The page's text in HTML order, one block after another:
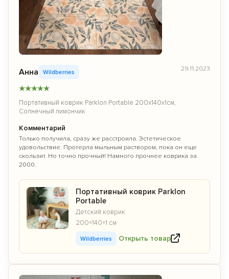
Анна Wildberries
★★★★★
Портативный коврик Parklon Portable 200x140x1см,
Солнечный лимончик
29.11.2023
Комментарий
Только получила, сразу же расстроила. Эстетическое
удовольствие. Протерла мыльным раствором, пока он еще
скользит. Но точно прочный! Намного прочнее коврика за
2000.
Портативный коврик Parklon
Portable
Детский коврик
200×140×1 см
Wildberries Открыть товар